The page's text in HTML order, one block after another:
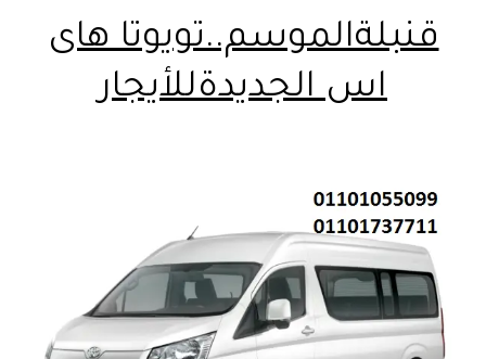
قنبلةالموسم..تويوتا هاى
اس الجديدةللأيجار